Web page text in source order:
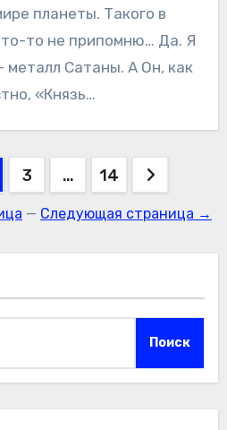
планеты. Такого в
то не припомню… Да. Я
металл Сатаны. А Он, как
«Князь…
3 … 14
— Следующая страница →
Поиск